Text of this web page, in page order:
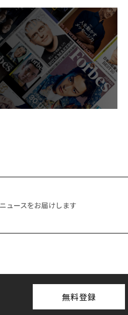
ュースをお届けします
無料登録